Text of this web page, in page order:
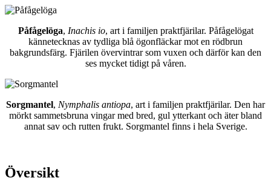
Påfågelöga, Inachis io, art i familjen praktfjärilar. Påfågelögat
kännetecknas av tydliga blå ögonfläckar mot en rödbrun
bakgrundsfärg. Fjärilen övervintrar som vuxen och därför kan den
ses mycket tidigt på våren.
Sorgmantel, Nymphalis antiopa, art i familjen praktfjärilar. Den har
mörkt sammetsbruna vingar med bred, gul ytterkant och äter bland
annat sav och rutten frukt. Sorgmantel finns i hela Sverige.
Översikt